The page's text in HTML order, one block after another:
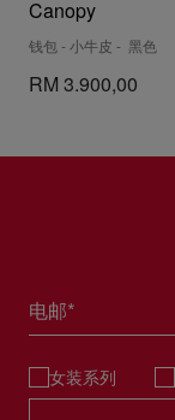
Canopy
钱包 - 小牛皮 - 黑色
RM 3.900,00
电邮*
女装系列